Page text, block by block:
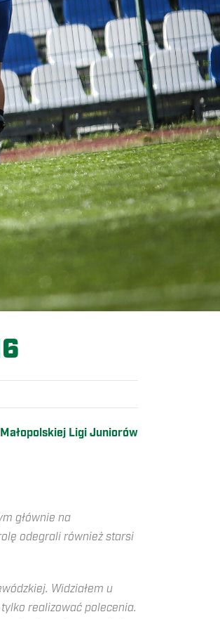
Ligi Juniorów
głównie na
odegrali również starsi
Widziałem u
realizować polecenia.